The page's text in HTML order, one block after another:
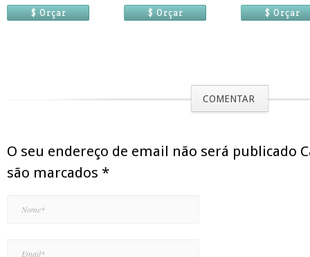
$ Orçar $ Orçar $ Orçar
COMENTAR
O seu endereço de email não será publicado
são marcados *